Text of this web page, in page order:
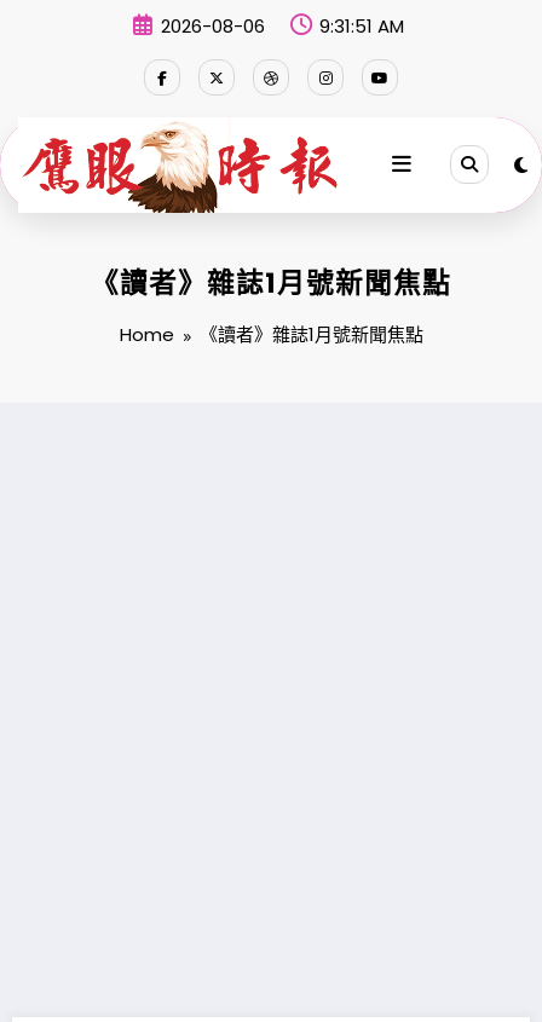
2026-08-06 9:31:52 AM
《讀者》雜誌1月號新聞焦點
Home 《讀者》雜誌1月號新聞焦點